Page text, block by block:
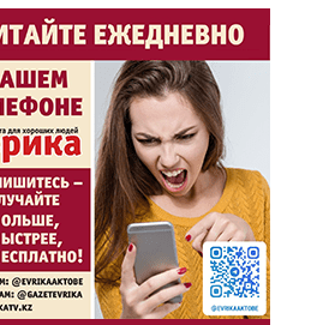
Утро по-летнему /
Час акима / Әкім
Розыгрыши призов